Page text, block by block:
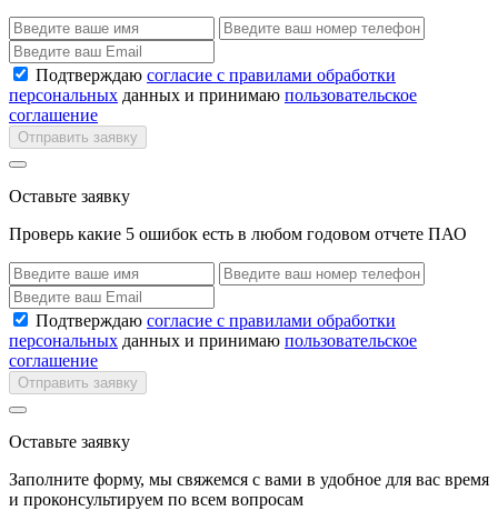
Подтверждаю согласие с правилами обработки
персональных данных и принимаю пользовательское
соглашение
Отправить заявку
Оставьте заявку
Проверь какие 5 ошибок есть в любом годовом отчете ПАО
Подтверждаю согласие с правилами обработки
персональных данных и принимаю пользовательское
соглашение
Отправить заявку
Оставьте заявку
Заполните форму, мы свяжемся с вами в удобное для вас время
и проконсультируем по всем вопросам